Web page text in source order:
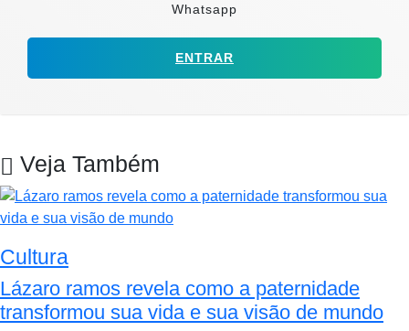
Whatsapp
ENTRAR
Veja Também
Cultura
Lázaro ramos revela como a paternidade
transformou sua vida e sua visão de mundo